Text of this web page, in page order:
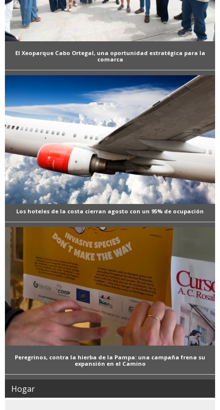
El Xeoparque Cabo Ortegal, una oportunidad estratégica para la
comarca
Los hoteles de la costa cierran agosto con un 95% de ocupación
Peregrinos, contra la hierba de la Pampa: una campaña frena su
expansión en el Camino
Hogar